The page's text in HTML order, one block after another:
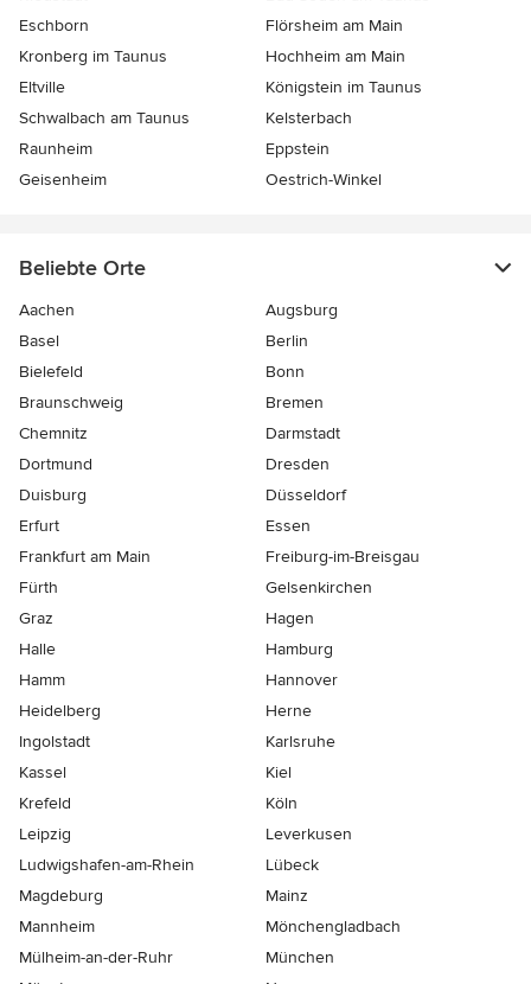
Eschborn
Flörsheim am Main
Kronberg im Taunus
Hochheim am Main
Eltville
Königstein im Taunus
Schwalbach am Taunus
Kelsterbach
Raunheim
Eppstein
Geisenheim
Oestrich-Winkel
Beliebte Orte
Aachen
Augsburg
Basel
Berlin
Bielefeld
Bonn
Braunschweig
Bremen
Chemnitz
Darmstadt
Dortmund
Dresden
Duisburg
Düsseldorf
Erfurt
Essen
Frankfurt am Main
Freiburg-im-Breisgau
Fürth
Gelsenkirchen
Graz
Hagen
Halle
Hamburg
Hamm
Hannover
Heidelberg
Herne
Ingolstadt
Karlsruhe
Kassel
Kiel
Krefeld
Köln
Leipzig
Leverkusen
Ludwigshafen-am-Rhein
Lübeck
Magdeburg
Mainz
Mannheim
Mönchen­gladbach
Mülheim-an-der-Ruhr
München